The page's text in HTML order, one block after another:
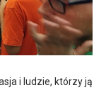
i ludzie, którzy ją